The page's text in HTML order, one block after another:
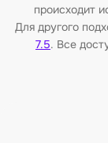
происходит
Для другого
7.5. Все